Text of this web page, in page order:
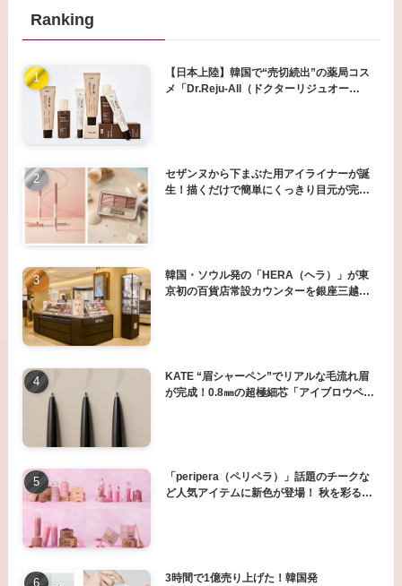
Ranking
【日本上陸】韓国で“売切続出”の薬局コス
メ「Dr.Reju-All（ドクターリジュオー
セザンヌから下まぶた用アイライナーが誕
生！描くだけで簡単にくっきり目元が完成
韓国・ソウル発の「HERA（ヘラ）」が東
京初の百貨店常設カウンターを銀座三越に
KATE “眉シャーペン”でリアルな毛流れ眉
が完成！0.8㎜の超極細芯「アイブロウペン
「peripera（ペリペラ）」話題のチークな
ど人気アイテムに新色が登場！ 秋を彩る
3時間で1億売り上げた！韓国発